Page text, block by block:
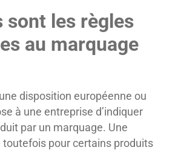
sont les règles
au marquage
disposition européenne ou
à une entreprise d’indiquer
par un marquage. Une
pour certains produits